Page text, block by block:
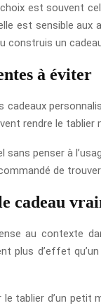
est souvent
est sensible
construis un
à éviter
cadeaux
rendre le tablier
sans penser à
de
cadeau
au contexte
plus d’effet
tablier d’un petit